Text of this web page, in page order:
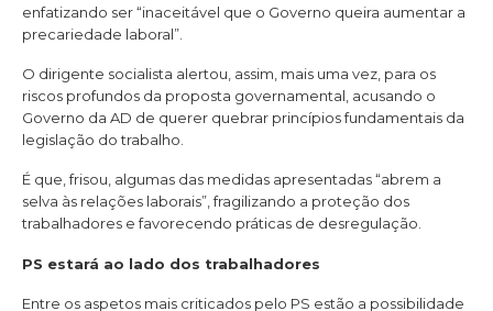
enfatizando ser “inaceitável que o Governo queira aumentar a
precariedade laboral”.
O dirigente socialista alertou, assim, mais uma vez, para os
riscos profundos da proposta governamental, acusando o
Governo da AD de querer quebrar princípios fundamentais da
legislação do trabalho.
É que, frisou, algumas das medidas apresentadas “abrem a
selva às relações laborais”, fragilizando a proteção dos
trabalhadores e favorecendo práticas de desregulação.
PS estará ao lado dos trabalhadores
Entre os aspetos mais criticados pelo PS estão a possibilidade